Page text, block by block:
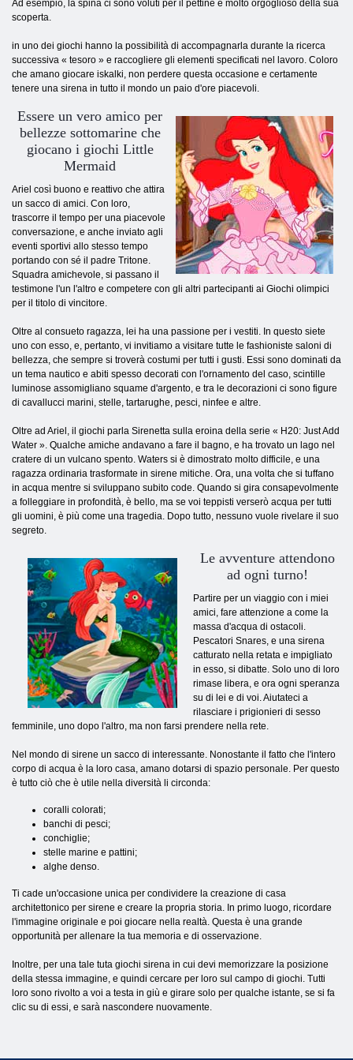
Ad esempio, la spina ci sono voluti per il pettine e molto orgoglioso della sua
scoperta.
in uno dei giochi hanno la possibilità di accompagnarla durante la ricerca
successiva « tesoro » e raccogliere gli elementi specificati nel lavoro. Coloro
che amano giocare iskalki, non perdere questa occasione e certamente
tenere una sirena in tutto il mondo un paio d'ore piacevoli.
Essere un vero amico per
bellezze sottomarine che
giocano i giochi Little
Mermaid
Ariel così buono e reattivo che attira
un sacco di amici. Con loro,
trascorre il tempo per una piacevole
conversazione, e anche inviato agli
eventi sportivi allo stesso tempo
portando con sé il padre Tritone.
Squadra amichevole, si passano il
testimone l'un l'altro e competere con gli altri partecipanti ai Giochi olimpici
per il titolo di vincitore.
Oltre al consueto ragazza, lei ha una passione per i vestiti. In questo siete
uno con esso, e, pertanto, vi invitiamo a visitare tutte le fashioniste saloni di
bellezza, che sempre si troverà costumi per tutti i gusti. Essi sono dominati da
un tema nautico e abiti spesso decorati con l'ornamento del caso, scintille
luminose assomigliano squame d'argento, e tra le decorazioni ci sono figure
di cavallucci marini, stelle, tartarughe, pesci, ninfee e altre.
Oltre ad Ariel, il giochi parla Sirenetta sulla eroina della serie « H20: Just Add
Water ». Qualche amiche andavano a fare il bagno, e ha trovato un lago nel
cratere di un vulcano spento. Waters si è dimostrato molto difficile, e una
ragazza ordinaria trasformate in sirene mitiche. Ora, una volta che si tuffano
in acqua mentre si sviluppano subito code. Quando si gira consapevolmente
a folleggiare in profondità, è bello, ma se voi teppisti verserò acqua per tutti
gli uomini, è più come una tragedia. Dopo tutto, nessuno vuole rivelare il suo
segreto.
Le avventure attendono
ad ogni turno!
Partire per un viaggio con i miei
amici, fare attenzione a come la
massa d'acqua di ostacoli.
Pescatori Snares, e una sirena
catturato nella retata e impigliato
in esso, si dibatte. Solo uno di loro
rimase libera, e ora ogni speranza
su di lei e di voi. Aiutateci a
rilasciare i prigionieri di sesso
femminile, uno dopo l'altro, ma non farsi prendere nella rete.
Nel mondo di sirene un sacco di interessante. Nonostante il fatto che l'intero
corpo di acqua è la loro casa, amano dotarsi di spazio personale. Per questo
è tutto ciò che è utile nella diversità li circonda:
coralli colorati;
banchi di pesci;
conchiglie;
stelle marine e pattini;
alghe denso.
Ti cade un'occasione unica per condividere la creazione di casa
architettonico per sirene e creare la propria storia. In primo luogo, ricordare
l'immagine originale e poi giocare nella realtà. Questa è una grande
opportunità per allenare la tua memoria e di osservazione.
Inoltre, per una tale tuta giochi sirena in cui devi memorizzare la posizione
della stessa immagine, e quindi cercare per loro sul campo di giochi. Tutti
loro sono rivolto a voi a testa in giù e girare solo per qualche istante, se si fa
clic su di essi, e sarà nascondere nuovamente.